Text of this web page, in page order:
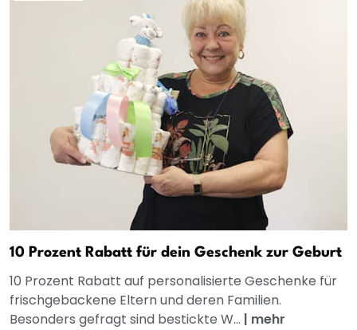
10 Prozent Rabatt für dein Geschenk zur Geburt
10 Prozent Rabatt auf personalisierte Geschenke für
frischgebackene Eltern und deren Familien.
Besonders gefragt sind bestickte W... | mehr